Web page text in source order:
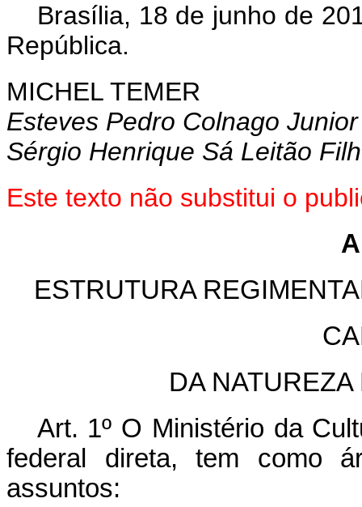
Brasília, 18 de junho de
República.
MICHEL TEMER
Esteves Pedro Colnago Junior
Sérgio Henrique Sá Leitão
Este texto não substitui o
ESTRUTURA
DA
Art. 1º O Ministério da
federal direta, tem como
assuntos: